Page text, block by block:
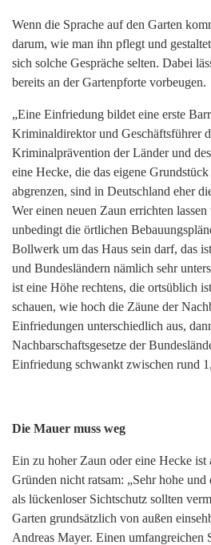
Wenn die Sprache auf den Garten
darum, wie man ihn pflegt und
sich solche Gespräche selten. Dabei
bereits an der Gartenpforte vorbeugen.
„Eine Einfriedung bildet eine erste
Kriminaldirektor und Geschäftsführer
Kriminalprävention der Länder und
eine Hecke, die das eigene
abgrenzen, sind in Deutschland eher
Wer einen neuen Zaun errichten
unbedingt die örtlichen
Bollwerk um das Haus sein darf, das
und Bundesländern nämlich sehr
ist eine Höhe rechtens, die ortsüblich
schauen, wie hoch die Zäune der
Einfriedungen unterschiedlich aus,
Nachbarschaftsgesetze der
Einfriedung schwankt zwischen rund
Die Mauer muss weg
Ein zu hoher Zaun oder eine Hecke ist
Gründen nicht ratsam: „Sehr hohe
als lückenloser Sichtschutz sollten
Garten grundsätzlich von außen
Andreas Mayer. Einen umfangreichen